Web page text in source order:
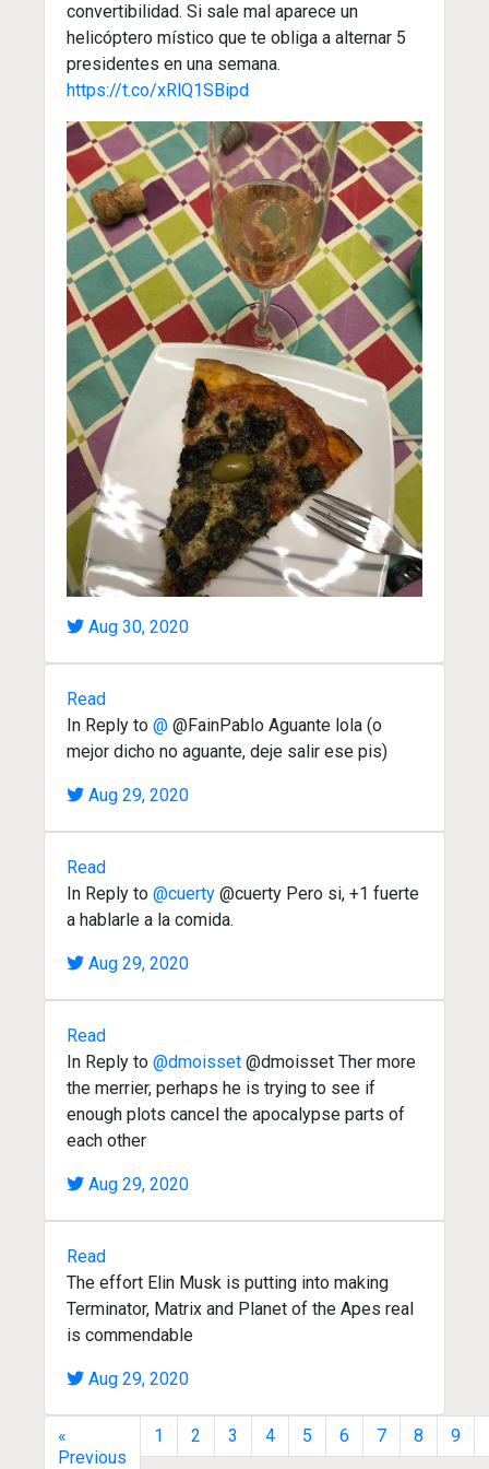
convertibilidad. Si sale mal aparece un
helicóptero místico que te obliga a alternar 5
presidentes en una semana.
https://t.co/xRlQ1SBipd
Aug 30, 2020
Read
In Reply to @ @FainPablo Aguante lola (o
mejor dicho no aguante, deje salir ese pis)
Aug 29, 2020
Read
In Reply to @cuerty @cuerty Pero si, +1 fuerte
a hablarle a la comida.
Aug 29, 2020
Read
In Reply to @dmoisset @dmoisset Ther more
the merrier, perhaps he is trying to see if
enough plots cancel the apocalypse parts of
each other
Aug 29, 2020
Read
The effort Elin Musk is putting into making
Terminator, Matrix and Planet of the Apes real
is commendable
Aug 29, 2020
«
Previous
1 2 3 4 5 6 7 8 9